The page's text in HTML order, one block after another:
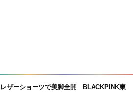
レザーショーツで美脚全開 BLACKPINK東